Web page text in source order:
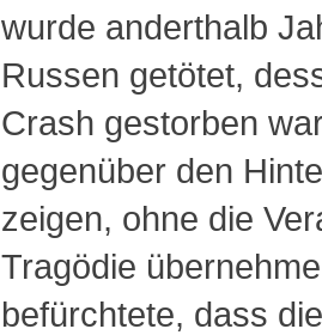
wurde anderthalb
Russen getötet,
Crash gestorben
gegenüber den
zeigen, ohne die
Tragödie
befürchtete, dass